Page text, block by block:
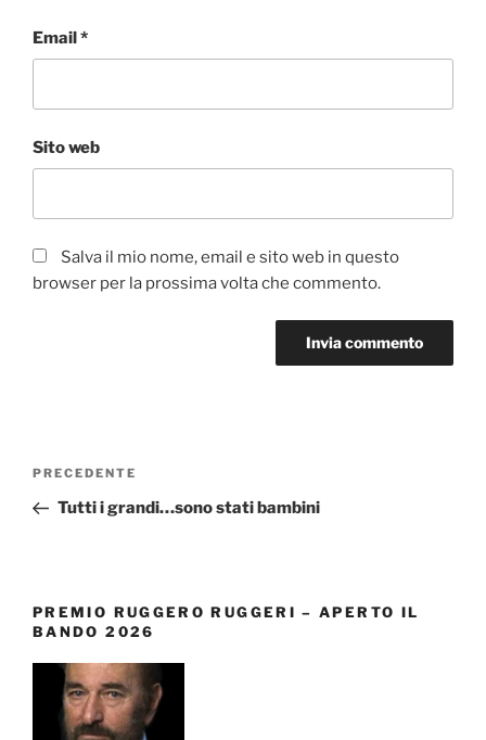
Email*
Sito web
Salva il mio nome, email e sito web in questo
browser per la prossima volta che commento.
Navigazione
Articolo
precedente:
PRECEDENTE
Tutti i grandi…sono stati bambini
PREMIO RUGGERO RUGGERI – APERTO IL
BANDO 2026